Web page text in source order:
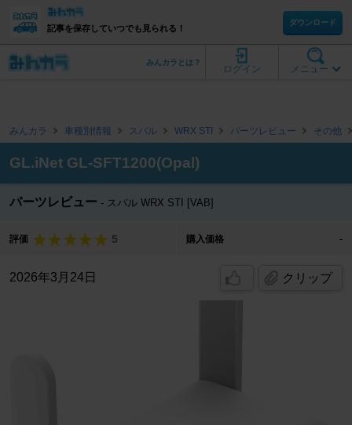
記事を保存していつでも見られる！
ダウンロード
メニュー
ログイン
みんカラとは？
みんカラ 車種別情報 スバル WRX STI パーツレビュー その他
GL.iNet GL-SFT1200(Opal)
パーツレビュー スバル WRX STI [VAB]
評価 5 購入価格 -
2026年3月24日 クリップ